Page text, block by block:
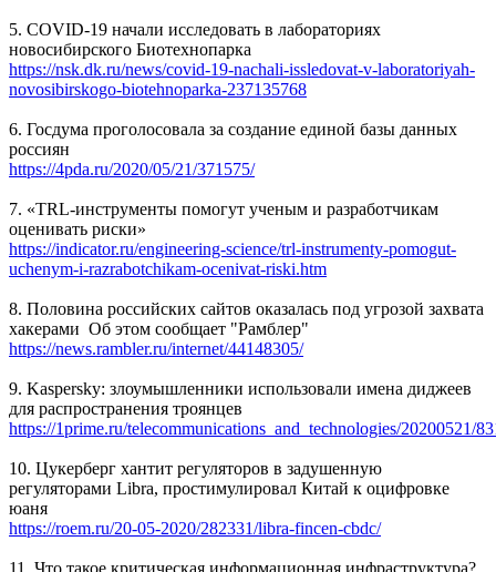
5. COVID-19 начали исследовать в лабораториях
новосибирского Биотехнопарка
https://nsk.dk.ru/news/covid-19-nachali-issledovat-v-laboratoriyah-
novosibirskogo-biotehnoparka-237135768
6. Госдума проголосовала за создание единой базы данных
россиян
https://4pda.ru/2020/05/21/371575/
7. «TRL-инструменты помогут ученым и разработчикам
оценивать риски»
https://indicator.ru/engineering-science/trl-instrumenty-pomogut-
uchenym-i-razrabotchikam-ocenivat-riski.htm
8. Половина российских сайтов оказалась под угрозой захвата
хакерами Об этом сообщает "Рамблер"
https://news.rambler.ru/internet/44148305/
9. Kaspersky: злоумышленники использовали имена диджеев
для распространения троянцев
https://1prime.ru/telecommunications_and_technologies/20200521/
10. Цукерберг хантит регуляторов в задушенную
регуляторами Libra, простимулировал Китай к оцифровке
юаня
https://roem.ru/20-05-2020/282331/libra-fincen-cbdc/
11. Что такое критическая информационная инфраструктура?